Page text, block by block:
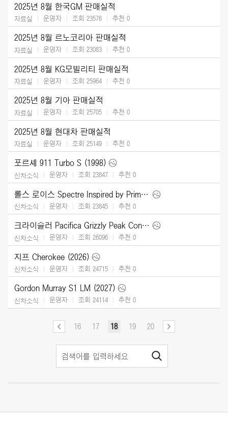
2025년 8월 한국GM 판매실적
자료실 운영자 조회 23576 추천 0
2025년 8월 르노코리아 판매실적
자료실 운영자 조회 23083 추천 0
2025년 8월 KG모빌리티 판매실적
자료실 운영자 조회 25964 추천 0
2025년 8월 기아 판매실적
자료실 운영자 조회 25705 추천 0
2025년 8월 현대차 판매실적
자료실 운영자 조회 25149 추천 0
포르셰 911 Turbo S (1998)
신차소식 운영자 조회 23847 추천 0
롤스 로이스 Spectre Inspired by Primavera (2026)
신차소식 운영자 조회 23845 추천 0
크라이슬러 Pacifica Grizzly Peak Concept (2025)
신차소식 운영자 조회 26096 추천 0
지프 Cherokee (2026)
신차소식 운영자 조회 24715 추천 0
Gordon Murray S1 LM (2027)
신차소식 운영자 조회 24114 추천 0
16 17 18 19 20